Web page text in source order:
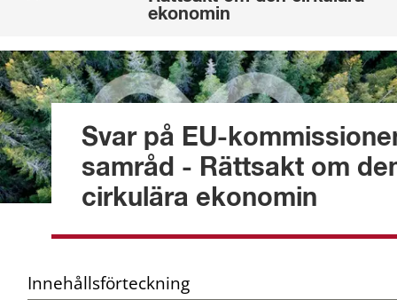
ekonomin
Svar på EU-
samråd - Rättsakt om
cirkulära ekonomin
Innehållsförteckning